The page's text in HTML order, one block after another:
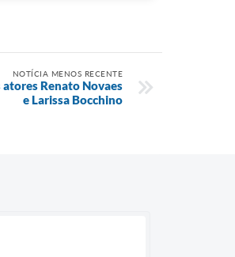
NOTÍCIA MENOS RECENTE
Renato Novaes
e Larissa Bocchino